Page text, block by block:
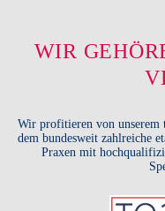
WIR
Wir profitieren von unserem
dem bundesweit zahlreiche
Praxen mit